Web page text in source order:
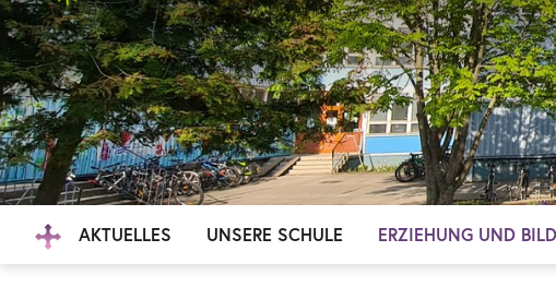
AKTUELLES UNSERE SCHULE ERZIEHUNG UND